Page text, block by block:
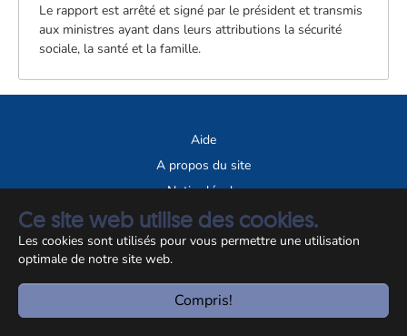
Ce site web utilise des cookies.
Les cookies sont utilisés pour vous permettre une utilisation
optimale de notre site web.
Compris!
Le rapport est arrêté et signé par le président et transmis
aux ministres ayant dans leurs attributions la sécurité
sociale, la santé et la famille.
Aide
A propos du site
Notice légale
© CCSS 2026